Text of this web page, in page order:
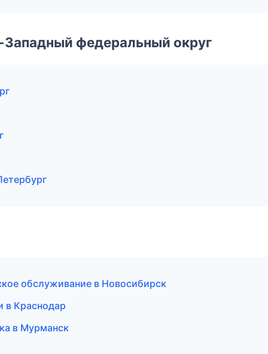
федеральный округ
обслуживание в Новосибирск
в Краснодар
в Мурманск